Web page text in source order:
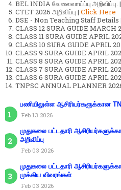
BEL INDIA வேலைவாய்ப்பு அறிவிப்பு. |
CTET 2026 அறிவிப்பு | Click Here
DSE - Non Teaching Staff Details |
CLASS 12 SURA GUIDE MARCH
CLASS 11 SURA GUIDE APRIL
CLASS 10 SURA GUIDE APRIL
CLASS 9 SURA GUIDE APRIL
CLASS 8 SURA GUIDE APRIL
CLASS 7 SURA GUIDE APRIL
CLASS 6 SURA GUIDE APRIL
TNPSC ANNUAL PLANNER
பணியிலுள்ள ஆசிரியர்களுக்கான
Feb 13 2026
முதுகலை பட்டதாரி
அறிவிப்பு
Feb 03 2026
முதுகலை பட்டதாரி
முக்கிய விவரங்கள்
Feb 03 2026